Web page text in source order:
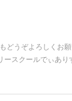
どうぞよろしくお
スクールでぃあ